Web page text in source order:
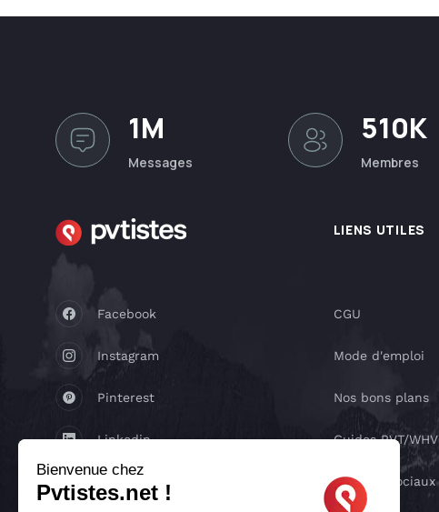
1M
Messages
510K
Membres
LIENS UTILES
Facebook
Instagram
Pinterest
Linkedin
CGU
Mode d'emploi
Nos bons plans
Guides PVT/WHV
Réseaux sociaux
Bienvenue chez
Pvtistes.net !